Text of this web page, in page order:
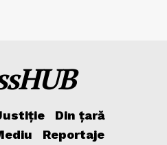
Din țară
Reportaje